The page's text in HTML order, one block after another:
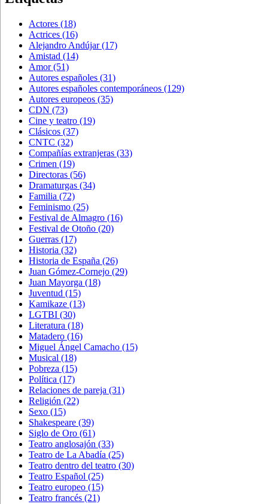
Actores (18)
Actrices (16)
Alejandro Andújar(17)
Amistad (14)
Amor(51)
Autores españoles (31)
Autores españoles contemporáneos (129)
Autores europeos (35)
CDN (73)
Cine y teatro (19)
Clásicos (37)
CNTC (32)
Compañías extranjeras (33)
Crimen (19)
Directoras (56)
Dramaturgas (34)
Familia (72)
Feminismo (25)
Festival de Almagro (16)
Festival de Otoño (20)
Guerras (17)
Historia (32)
Historia de España (26)
Juan Gómez-Cornejo (29)
Juan Mayorga (18)
Juventud (15)
Kamikaze (13)
LGTBI (30)
Literatura (18)
Matadero (16)
Miguel Ángel Camacho (15)
Musical (18)
Pobreza (15)
Política (17)
Relaciones de pareja (31)
Religión (22)
Sexo (15)
Shakespeare (39)
Siglo de Oro (61)
Teatro anglosajón (33)
Teatro de La Abadía (25)
Teatro dentro del teatro (30)
Teatro Español (25)
Teatro europeo (15)
Teatro francés (21)